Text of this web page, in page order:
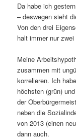
Da habe ich
– deswegen sieht
Von den drei
halt immer nur
Meine
zusammen mit
korrelieren. Ich
höchsten (grün)
der
neben die
von 2013 (einen
dann auch.